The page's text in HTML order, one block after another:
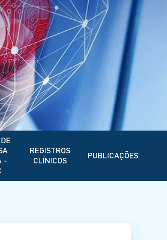
-
REGISTROS
CLÍNICOS
PUBLICAÇÕES